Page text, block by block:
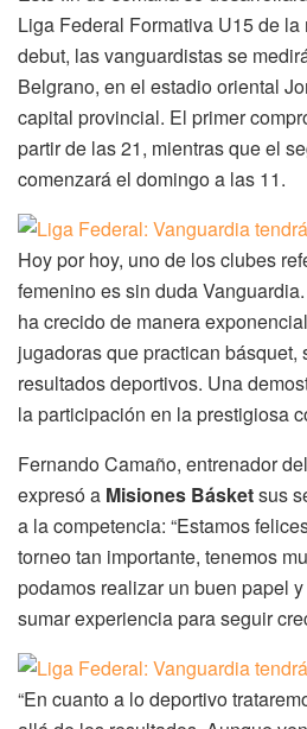
Liga Federal Formativa U15 de la
debut, las vanguardistas se
Belgrano, en el estadio oriental
capital provincial. El primer
partir de las 21, mientras que el
comenzará el domingo a las 11.
Hoy por hoy, uno de los clubes
femenino es sin duda
ha crecido de manera
jugadoras que practican básquet,
resultados deportivos. Una
la participación en la prestigiosa
Fernando Camaño, entrenador
expresó a Misiones Básketsus
a la competencia: “Estamos
torneo tan importante, tenemos
podamos realizar un buen papel
sumar experiencia para seguir
“En cuanto a lo deportivo